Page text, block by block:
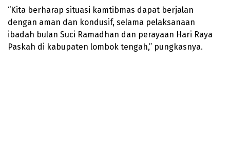
“Kita berharap situasi kamtibmas dapat berjalan
dengan aman dan kondusif, selama pelaksanaan
ibadah bulan Suci Ramadhan dan perayaan Hari Raya
Paskah di kabupaten lombok tengah,” pungkasnya.